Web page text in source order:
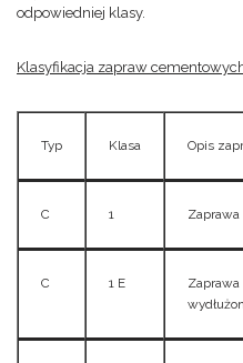
odpowiedniej klasy.
Klasyfikacja zapraw
Typ Klasa Opis
C 1
C 1 E